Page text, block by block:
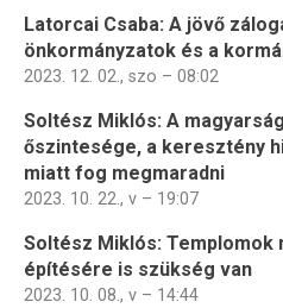
Latorcai Csaba: A jövő
önkormányzatok és a
2023. 12. 02., szo – 08:02
Soltész Miklós: A
őszintesége, a keresztény
miatt fog megmaradni
2023. 10. 22., v – 19:07
Soltész Miklós:
építésére is szükség van
2023. 10. 08., v – 14:44